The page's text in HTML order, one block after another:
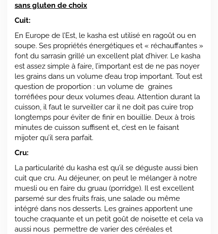
sans gluten de choix
Cuit:
En Europe de l’Est, le kasha est utilisé en ragoût ou en
soupe. Ses propriétés énergétiques et « réchauffantes »
font du sarrasin grillé un excellent plat d’hiver. Le kasha
est assez simple à faire, l’important est de ne pas noyer
les grains dans un volume d’eau trop important. Tout est
question de proportion : un volume de graines
torréfiées pour deux volumes d’eau. Attention durant la
cuisson, il faut le surveiller car il ne doit pas cuire trop
longtemps pour éviter de finir en bouillie. Deux à trois
minutes de cuisson suffisent et, c’est en le faisant
mijoter qu’il sera parfait.
Cru:
La particularité du kasha est qu’il se déguste aussi bien
cuit que cru. Au déjeuner, on peut le mélanger à notre
muesli ou en faire du gruau (porridge). Il est excellent
parsemé sur des fruits frais, une salade ou même
intégré dans nos desserts. Les graines apportent une
touche craquante et un petit goût de noisette et cela va
aussi nous permettre de varier des céréales et